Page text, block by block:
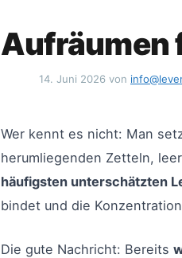
Aufräumen
14. Juni 2026 von
Wer kennt es nicht: Man
herumliegenden Zetteln,
häufigsten unterschätzten
bindet und die
Die gute Nachricht: Bereits